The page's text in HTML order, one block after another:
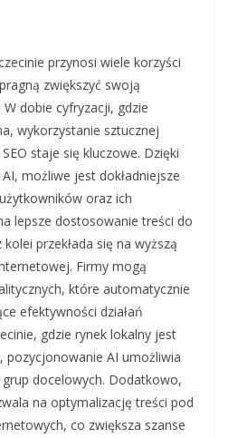
przynosi wiele korzyści
zwiększyć swoją
dobie cyfryzacji, gdzie
wykorzystanie sztucznej
staje się kluczowe. Dzięki
możliwe jest dokładniejsze
oraz ich
lepsze dostosowanie treści do
przekłada się na wyższą
Firmy mogą
które automatycznie
efektywności działań
gdzie rynek lokalny jest
pozycjonowanie AI umożliwia
docelowych. Dodatkowo,
na optymalizację treści pod
co zwiększa szanse